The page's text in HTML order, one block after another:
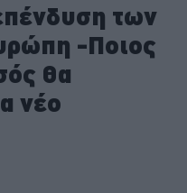
των
-Ποιος
θα
νέο